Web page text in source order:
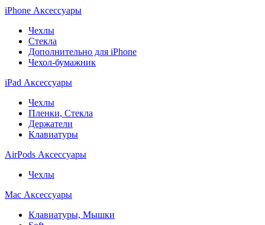
iPhone Аксессуары
Чехлы
Стекла
Дополнительно для iPhone
Чехол-бумажник
iPad Аксессуары
Чехлы
Пленки, Стекла
Держатели
Клавиатуры
AirPods Аксессуары
Чехлы
Mac Аксессуары
Клавиатуры, Мышки